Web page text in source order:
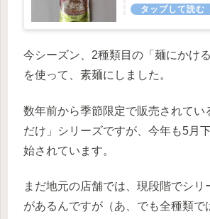
ゆ」
今シーズン、2種類目の「麺にかけ
を使って、素麺にしました。
数年前から季節限定で販売されてい
だけ」シリーズですが、今年も5月
始されています。
まだ地元の店舗では、現段階でシリ
があるんですが（あ、でも全種類で